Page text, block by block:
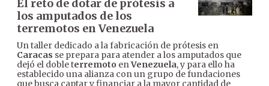
El reto de dotar de prótesis a
los amputados de los
terremotos en Venezuela
Un taller dedicado a la fabricación de prótesis en
Caracas se prepara para atender a los amputados que
dejó el doble terremoto enVenezuela, y para ello ha
establecido una alianza con un grupo de fundaciones
que busca captar y financiar a la mayor cantidad de